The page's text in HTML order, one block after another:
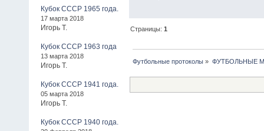
Кубок СССР 1965 года.
17 марта 2018
Игорь Т.
Кубок СССР 1963 года
13 марта 2018
Игорь Т.
Кубок СССР 1941 года.
05 марта 2018
Игорь Т.
Кубок СССР 1940 года.
Страницы:1
Футбольные протоколы » ФУТБОЛЬНЫЕ